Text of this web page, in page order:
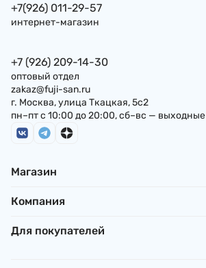
+7(926) 011-29-57
интернет-магазин
+7 (926) 209-14-30
оптовый отдел
zakaz@fuji-san.ru
г. Москва, улица Ткацкая, 5с2
пн–пт с 10:00 до 20:00, сб–вс — выходные
Магазин
Компания
Для покупателей